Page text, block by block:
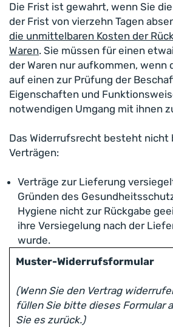
Die Frist ist gewahrt, wenn Sie
der Frist von vierzehn Tagen
die unmittelbaren Kosten der
Waren. Sie müssen für einen
der Waren nur aufkommen, wenn
auf einen zur Prüfung der
Eigenschaften und
notwendigen Umgang mit ihnen
Das Widerrufsrecht besteht nicht
Verträgen:
Verträge zur Lieferung
Gründen des
Hygiene nicht zur Rückgabe
ihre Versiegelung nach der
wurde.
Muster-Widerrufsformular
(Wenn Sie den Vertrag
füllen Sie bitte dieses Formular
Sie es zurück.)